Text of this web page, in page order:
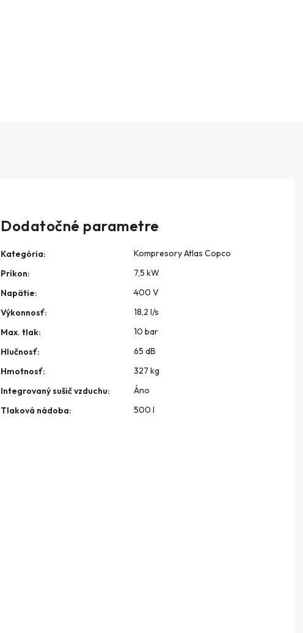
Dodatočné parametre
Kategória:
Kompresory Atlas Copco
Príkon:
7,5 kW
Napätie:
400 V
Výkonnosť:
18,2 l/s
Max. tlak:
10 bar
Hlučnosť:
65 dB
Hmotnosť:
327 kg
Integrovaný sušič vzduchu:
Áno
Tlaková nádoba: 500 l